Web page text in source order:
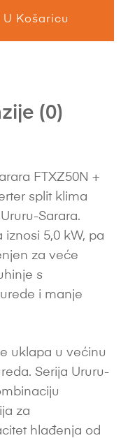
U Košaricu
(0)
FTXZ50N +
split klima
Sarara.
5,0 kW, pa
za veće
s
i manje
uklapa u većinu
Serija Ururu-
za
hlađenja od